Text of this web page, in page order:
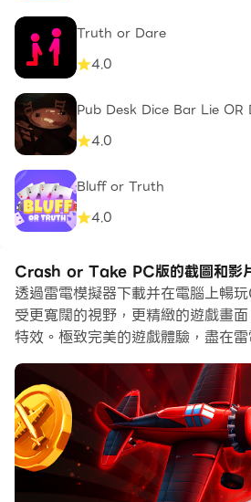
Truth or Dare
4.0
Pub Desk Dice Bar Lie OR
4.0
Bluff or Truth
4.0
Crash or Take PC版的截圖和影
透過雷電模擬器下載并在電腦上暢
受更寬闊的視野，更精緻的遊戲畫
特效。極致完美的遊戲體驗，盡在雷